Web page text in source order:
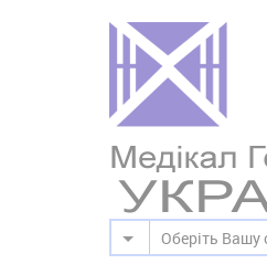
Оберіть Вашу